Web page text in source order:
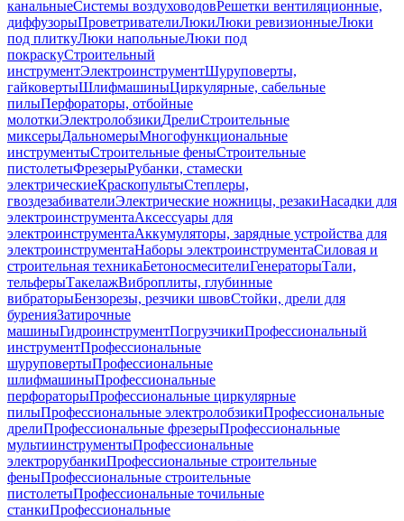
канальныеСистемы воздуховодовРешетки вентиляционные,
диффузорыПроветривателиЛюкиЛюки ревизионныеЛюки
под плиткуЛюки напольныеЛюки под
покраскуСтроительный
инструментЭлектроинструментШуруповерты,
гайковертыШлифмашиныЦиркулярные, сабельные
пилыПерфораторы, отбойные
молоткиЭлектролобзикиДрелиСтроительные
миксерыДальномерыМногофункциональные
инструментыСтроительные феныСтроительные
пистолетыФрезерыРубанки, стамески
электрическиеКраскопультыСтеплеры,
гвоздезабивателиЭлектрические ножницы, резакиНасадки для
электроинструментаАксессуары для
электроинструментаАккумуляторы, зарядные устройства для
электроинструментаНаборы электроинструментаСиловая и
строительная техникаБетоносмесителиГенераторыТали,
тельферыТакелажВиброплиты, глубинные
вибраторыБензорезы, резчики швовСтойки, дрели для
буренияЗатирочные
машиныГидроинструментПогрузчикиПрофессиональный
инструментПрофессиональные
шуруповертыПрофессиональные
шлифмашиныПрофессиональные
перфораторыПрофессиональные циркулярные
пилыПрофессиональные электролобзикиПрофессиональные
дрелиПрофессиональные фрезерыПрофессиональные
мультиинструментыПрофессиональные
электрорубанкиПрофессиональные строительные
феныПрофессиональные строительные
пистолетыПрофессиональные точильные
станкиПрофессиональные